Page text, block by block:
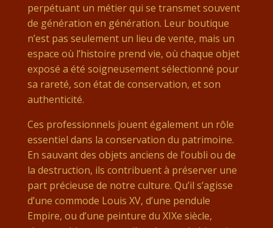
perpétuant un métier qui se transmet souvent
de génération en génération. Leur boutique
n’est pas seulement un lieu de vente, mais un
espace où l’histoire prend vie, où chaque objet
exposé a été soigneusement sélectionné pour
sa rareté, son état de conservation, et son
authenticité.
Ces professionnels jouent également un rôle
essentiel dans la conservation du patrimoine.
En sauvant des objets anciens de l’oubli ou de
la destruction, ils contribuent à préserver une
part précieuse de notre culture. Qu’il s’agisse
d’une commode Louis XV, d’une pendule
Empire, ou d’une peinture du XIXe siècle,